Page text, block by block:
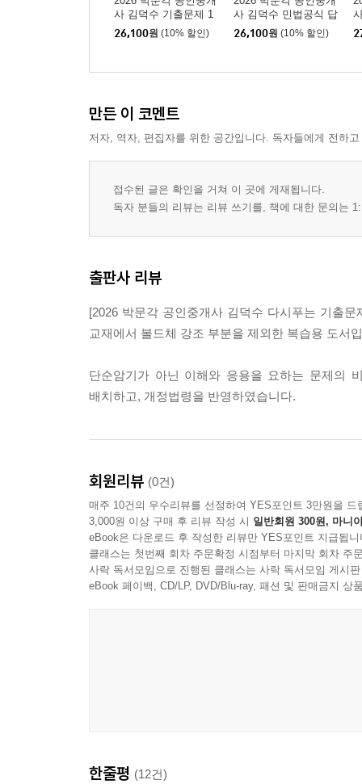
테마 01 주택임대차보호법
테마 02 상가임대차보호법
테마 04 부동산실명법
· 부록 - 정답
사 김덕수 기출문제 1
차 민법·민사특별법
26,100원 (10% 할인)
사 김덕수 민법공식 답
이 벌떡
26,100원 (10% 할인)
만든 이 코멘트
저자, 역자, 편집자를 위한 공간입니다. 독자들에게 전하
접수된 글은 확인을 거쳐 이 곳에 게재됩니다.
독자 분들의 리뷰는 리뷰 쓰기를, 책에 대한 문의는
출판사 리뷰
[2026 박문각 공인중개사 김덕수 다시푸는 기출
교재에서 볼드체 강조 부분을 제외한 복습용 도서
단순암기가 아닌 이해와 응용을 요하는 문제의
배치하고, 개정법령을 반영하였습니다.
회원리뷰 (0건)
매주 10건의 우수리뷰를 선정하여 YES포인트 3만원을 드
3,000원 이상 구매 후 리뷰 작성 시 일반회원 300원, 마니
eBook은 다운로드 후 작성한 리뷰만 YES포인트 지급됩니
클래스는 첫번째 회차 주문확정 시점부터 마지막 회차 주
사락 독서모임으로 진행된 클래스는 사락 독서모임 게시
eBook 페이백, CD/LP, DVD/Blu-ray, 패션 및 판매금지 상
한줄평 (12건)